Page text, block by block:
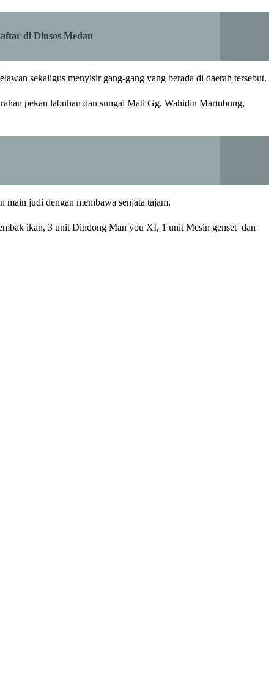
di Dinsos Medan
sekaligus menyisir gang-gang yang berada di daerah tersebut.
pekan labuhan dan sungai Mati Gg. Wahidin Martubung,
judi dengan membawa senjata tajam.
ikan, 3 unit Dindong Man you XI, 1 unit Mesin genset dan